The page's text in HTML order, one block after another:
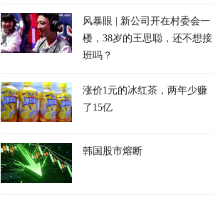
风暴眼 | 新公司开在村委会一
楼，38岁的王思聪，还不想接
班吗？
涨价1元的冰红茶，两年少赚
了15亿
韩国股市熔断